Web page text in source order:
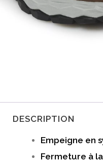
DESCRIPTION
Empeigne en
Fermeture à